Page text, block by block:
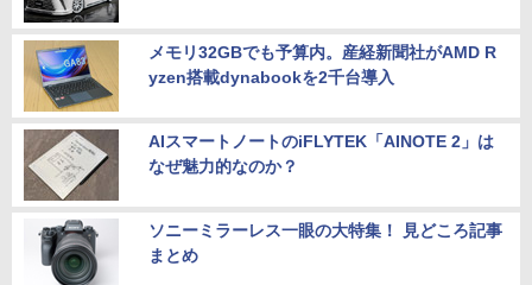
メモリ32GBでも予算内。産経新聞社がAMD R
yzen搭載dynabookを2千台導入
AIスマートノートのiFLYTEK「AINOTE 2」は
なぜ魅力的なのか？
ソニーミラーレス一眼の大特集！ 見どころ記事
まとめ